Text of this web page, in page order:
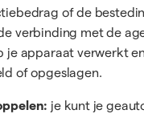
of de
verbinding met de
je apparaat verwerkt
of opgeslagen.
je kunt je